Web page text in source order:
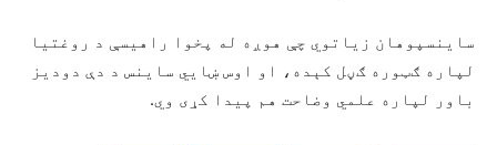
ساینسپوهان زیاتوي چې هوږه له پخوا راهیسې د روغتیا
لپاره ګټوره ګڼل کېده، او اوس ښايي ساینس د دې دودیز
باور لپاره علمي وضاحت هم پیدا کړی وي.